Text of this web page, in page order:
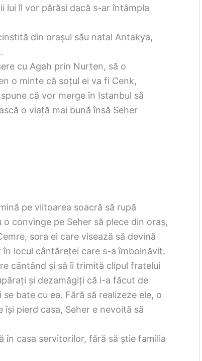
lui îl vor părăsi dacă s-ar întâmpla
din orașul său natal Antakya,
cu Agah prin Nurten, să o
o minte că soțul ei va fi Cenk,
că vor merge în Istanbul să
o viață mai bună însă Seher
pe viitoarea soacră să rupă
convinge pe Seher să plece din oraș,
sora ei care visează să devină
locul cântăreței care s-a îmbolnăvit.
cântând și să îi trimită clipul fratelui
și dezamăgiți că i-a făcut de
bate cu ea. Fără să realizeze ele, o
pierd casa, Seher e nevoită să
în casa servitorilor, fără să știe familia